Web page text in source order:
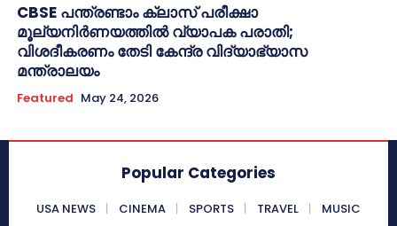
CBSE പന്ത്രണ്ടാം ക്ലാസ് പരീക്ഷാ
മൂല്യനിർണയത്തിൽ വ്യാപക പരാതി;
വിശദീകരണം തേടി കേന്ദ്ര വിദ്യാഭ്യാസ
മന്ത്രാലയം
Featured May 24, 2026
Popular Categories
USA NEWS CINEMA SPORTS TRAVEL
MUSIC